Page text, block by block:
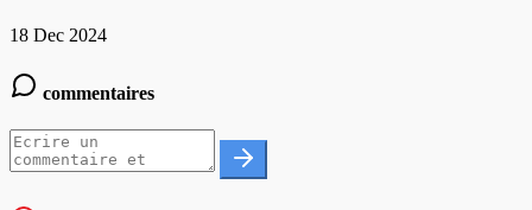
18 Dec 2024
commentaires